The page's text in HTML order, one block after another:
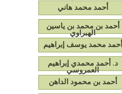
أحمد محمد هاني
أحمد بن محمد بن ياسين
الهبراوي
أحمد محمد يوسف إبراهيم
د. أحمد محمدي إبراهيم
العمروسي
أحمد بن محمود الداهن